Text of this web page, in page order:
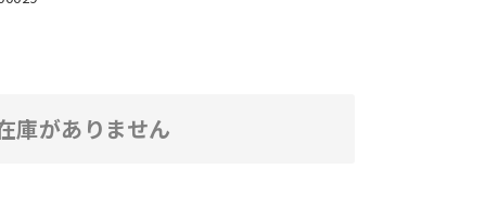
庫がありません